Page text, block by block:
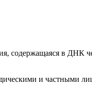
содержащаяся в
и частными